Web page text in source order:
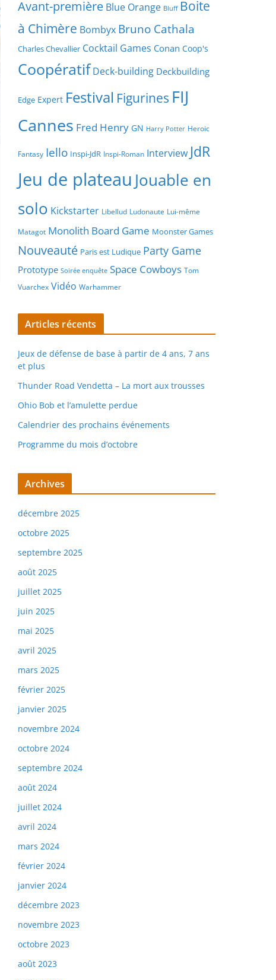
Avant-première Blue Orange Bluff Boite
à Chimère Bombyx Bruno Cathala
Charles Chevallier Cocktail Games Conan Coop's
Coopératif Deck-building Deckbuilding
Edge Expert Festival Figurines FIJ
Cannes Fred Henry GN Harry Potter Heroic
Fantasy Iello Inspi-JdR Inspi-Roman Interview JdR
Jeu de plateau Jouable en
solo Kickstarter Libellud Ludonaute Lui-même
Matagot Monolith Board Game Moonster Games
Nouveauté Paris est Ludique Party Game
Prototype Soirée enquête Space Cowboys Tom
Vuarchex Vidéo Warhammer
Articles récents
Jeux de défense de base à partir de 4 ans, 7 ans
et plus
Thunder Road Vendetta – La mort aux trousses
Ohio Bob et l’amulette perdue
Calendrier des prochains événements
Programme du mois d’octobre
Archives
décembre 2025
octobre 2025
septembre 2025
août 2025
juillet 2025
juin 2025
mai 2025
avril 2025
mars 2025
février 2025
janvier 2025
novembre 2024
octobre 2024
septembre 2024
août 2024
juillet 2024
avril 2024
mars 2024
février 2024
janvier 2024
décembre 2023
novembre 2023
octobre 2023
août 2023